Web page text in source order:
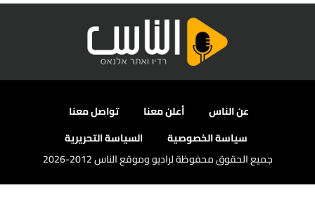
عن الناس أعلن معنا
تواصل معنا
سياسة الخصوصية
السياسة التحريرية
جميع الحقوق محفوظة لراديو وموقع الناس 2012-2026